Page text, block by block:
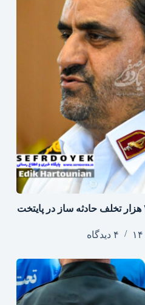
اعمال قانون پلیس برای ۳۲۵ هزار تخلف حادثه ساز در پایتخت
۴ دیدگاه